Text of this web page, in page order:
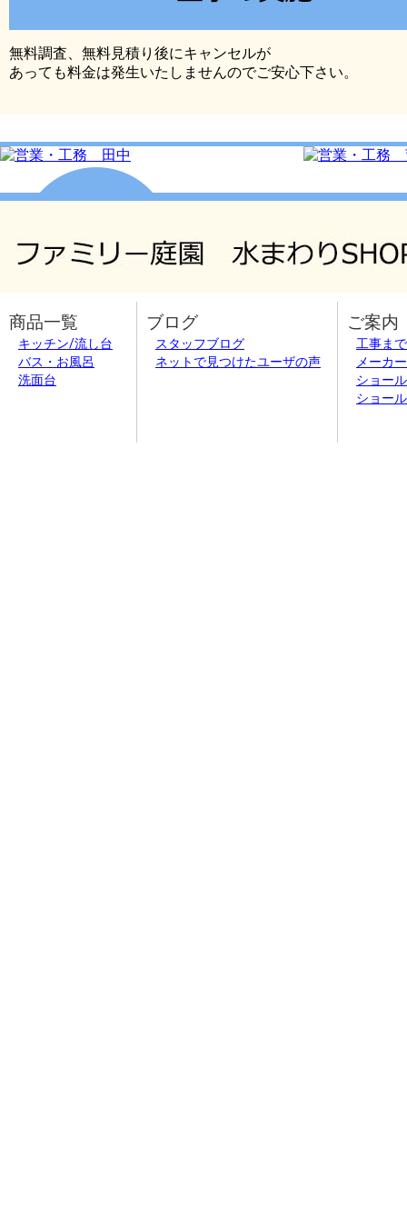
無料調査、無料見積り後にキャンセルが
あっても料金は発生いたしませんのでご安心下さい。
商品一覧
キッチン/流し台
バス・お風呂
洗面台
ブログ
スタッフブログ
ネットで見つけたユーザの声
ご案内
工事ま
メーカ
ショー
ショー